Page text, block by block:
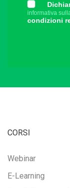
informativa
condizioni
CORSI
Webinar
E-Learning